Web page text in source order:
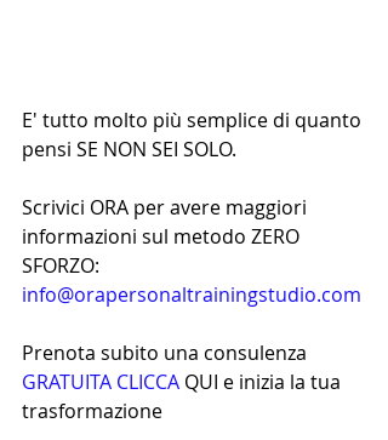
E' tutto molto più semplice di quanto
pensi SE NON SEI SOLO.
Scrivici ORA per avere maggiori
informazioni sul metodo ZERO
SFORZO:
info@orapersonaltrainingstudio.com
Prenota subito una consulenza
GRATUITA CLICCA QUI e inizia la tua
trasformazione